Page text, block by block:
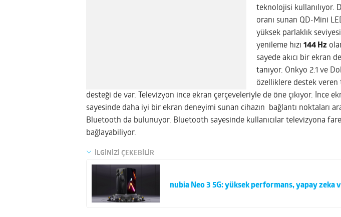
teknolojisi kullanılıyor.
oranı sunan QD-Mini
yüksek parlaklık
yenileme hızı 144 Hz
sayede akıcı bir ekran
tanıyor. Onkyo 2.1 ve
özelliklere destek veren
desteği de var. Televizyon ince ekran çerçeveleriyle de öne çıkıyor. İnce
sayesinde daha iyi bir ekran deneyimi sunan cihazın bağlantı noktaları
Bluetooth da bulunuyor. Bluetooth sayesinde kullanıcılar televizyona
bağlayabiliyor.
İLGİNİZİ ÇEKEBİLİR
nubia Neo 3 5G: yüksek performans, yapay zeka